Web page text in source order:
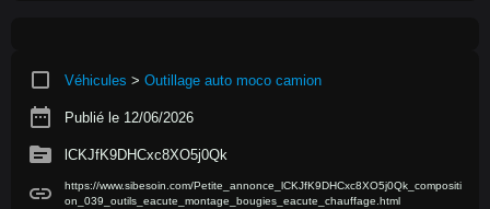
crop_square Véhicules > Outillage auto moco camion
date_range Publié le 12/06/2026
source lCKJfK9DHCxc8XO5j0Qk
link
https://www.sibesoin.com/Petite_annonce_lCKJfK9DHCxc8XO5j0Qk_compositi
on_039_outils_eacute_montage_bougies_eacute_chauffage.html